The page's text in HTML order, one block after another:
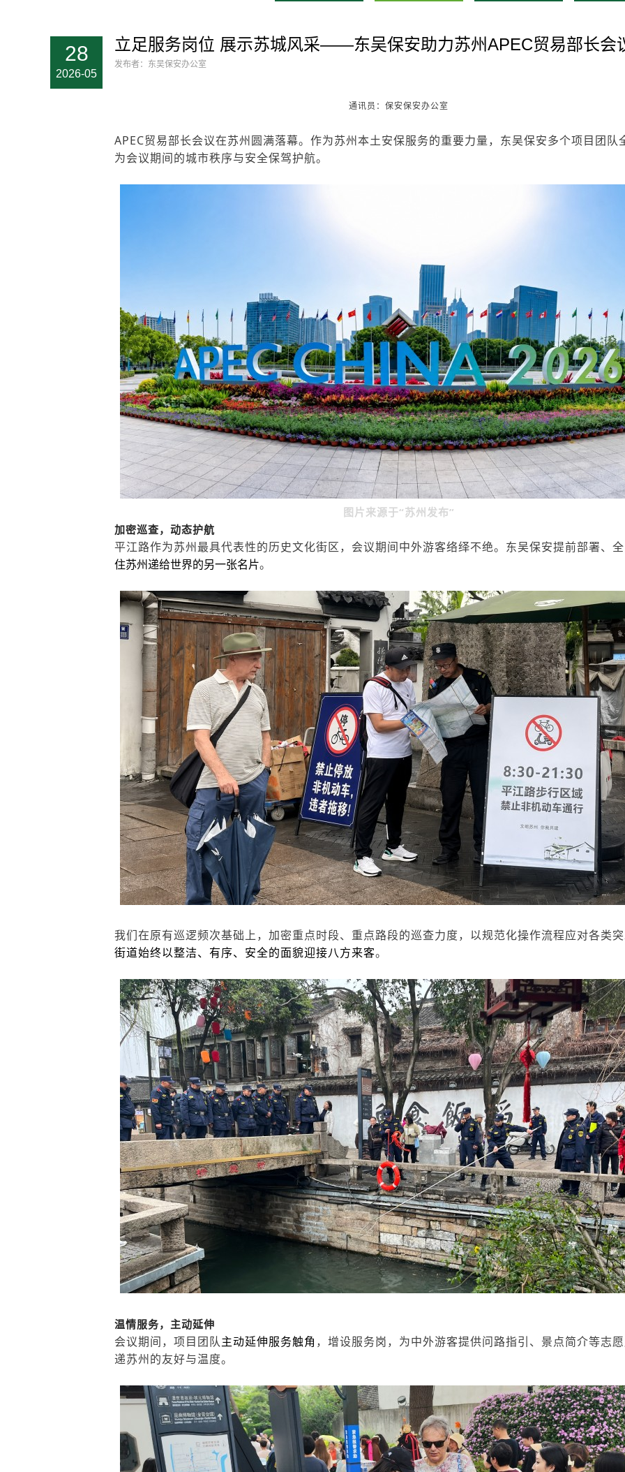
28
2026-05
立足服务岗位 展示苏城风采——东吴保安助力苏州APEC贸易部长会
发布者：东吴保安办公室
通讯员：保安保安办公室
APEC贸易部长会议在苏州圆满落幕。作为苏州本土安保服务的重要力量，东吴保安多个项目团队
为会议期间的城市秩序与安全保驾护航。
图片来源于“苏州发布”
加密巡查，动态护航
平江路作为苏州最具代表性的历史文化街区，会议期间中外游客络绎不绝。东吴保安提前部署、
住苏州递给世界的另一张名片。
我们在原有巡逻频次基础上，加密重点时段、重点路段的巡查力度，以规范化操作流程应对各类
街道始终以整洁、有序、安全的面貌迎接八方来客。
温情服务，主动延伸
会议期间，项目团队主动延伸服务触角 ，增设服务岗，为中外游客提供问路指引、景点简介等志
递苏州的友好与温度。